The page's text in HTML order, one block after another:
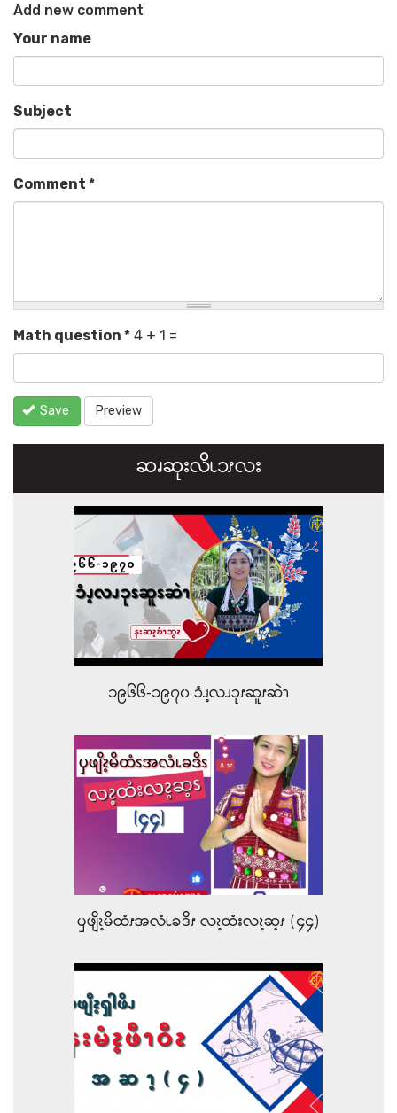
Add new comment
Your name
Subject
Comment *
Math question * 4 + 1 =
Save Preview
ဆၧဆုးလိၬ၁ၭလး
၁၉၆၆-၁၉၇၀ ၥံၪ့လၪၥုၭဆူၭဆဲၫ
ၦဖျိၩ့မိထံၭအလံၬခဒိၭ လၩ့ထံးလၩ့ဆ့ၭ (၄၄)